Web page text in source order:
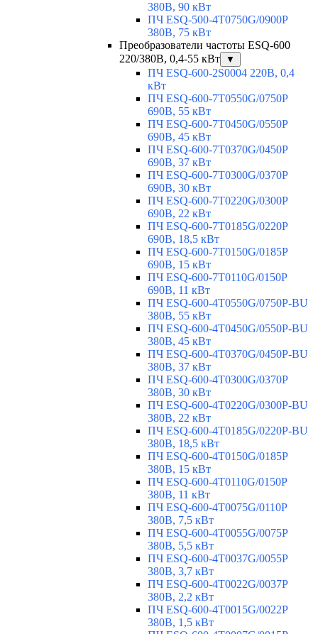
380В, 90 кВт
ПЧ ESQ-500-4T0750G/0900P
380В, 75 кВт
Преобразователи частоты ESQ-600
220/380В, 0,4-55 кВт
▼
ПЧ ESQ-600-2S0004 220В, 0,4
кВт
ПЧ ESQ-600-7T0550G/0750P
690В, 55 кВт
ПЧ ESQ-600-7T0450G/0550P
690В, 45 кВт
ПЧ ESQ-600-7T0370G/0450P
690В, 37 кВт
ПЧ ESQ-600-7T0300G/0370P
690В, 30 кВт
ПЧ ESQ-600-7T0220G/0300P
690В, 22 кВт
ПЧ ESQ-600-7T0185G/0220P
690В, 18,5 кВт
ПЧ ESQ-600-7T0150G/0185P
690В, 15 кВт
ПЧ ESQ-600-7T0110G/0150P
690В, 11 кВт
ПЧ ESQ-600-4T0550G/0750P-BU
380В, 55 кВт
ПЧ ESQ-600-4T0450G/0550P-BU
380В, 45 кВт
ПЧ ESQ-600-4T0370G/0450P-BU
380В, 37 кВт
ПЧ ESQ-600-4T0300G/0370P
380В, 30 кВт
ПЧ ESQ-600-4T0220G/0300P-BU
380В, 22 кВт
ПЧ ESQ-600-4T0185G/0220P-BU
380В, 18,5 кВт
ПЧ ESQ-600-4T0150G/0185P
380В, 15 кВт
ПЧ ESQ-600-4T0110G/0150P
380В, 11 кВт
ПЧ ESQ-600-4T0075G/0110P
380В, 7,5 кВт
ПЧ ESQ-600-4T0055G/0075P
380В, 5,5 кВт
ПЧ ESQ-600-4T0037G/0055P
380В, 3,7 кВт
ПЧ ESQ-600-4T0022G/0037P
380В, 2,2 кВт
ПЧ ESQ-600-4T0015G/0022P
380В, 1,5 кВт